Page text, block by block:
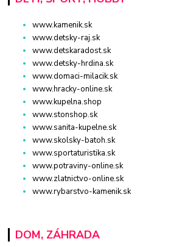
www.kamenik.sk
www.detsky-raj.sk
www.detskaradost.sk
www.detsky-hrdina.sk
www.domaci-milacik.sk
www.hracky-online.sk
www.kupelna.shop
www.stonshop.sk
www.sanita-kupelne.sk
www.skolsky-batoh.sk
www.sportaturistika.sk
www.potraviny-online.sk
www.zlatnictvo-online.sk
www.rybarstvo-kamenik.sk
DOM, ZÁHRADA